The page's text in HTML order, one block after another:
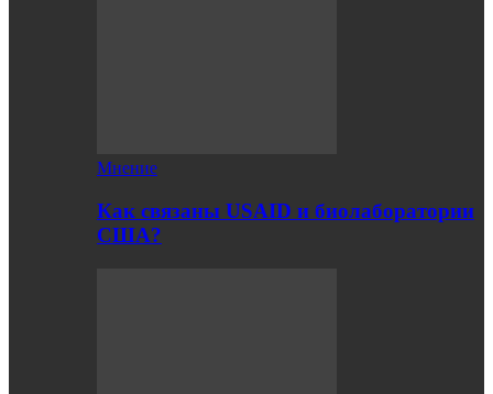
Мнение
Как связаны USAID и биолаборатории
США?